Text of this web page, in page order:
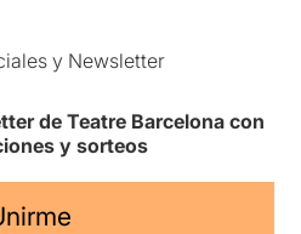
y Newsletter
de Teatre Barcelona con
y sorteos